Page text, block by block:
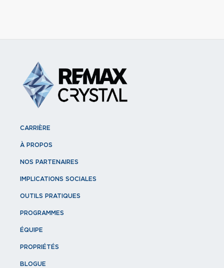
CARRIÈRE
À PROPOS
NOS PARTENAIRES
IMPLICATIONS SOCIALES
OUTILS PRATIQUES
PROGRAMMES
ÉQUIPE
PROPRIÉTÉS
BLOGUE